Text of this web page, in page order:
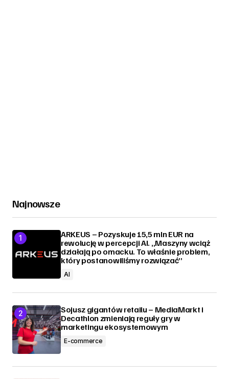
Najnowsze
ARKEUS – Pozyskuje 15,5 mln EUR na
rewolucję w percepcji AI. „Maszyny wciąż
działają po omacku. To właśnie problem,
który postanowiliśmy rozwiązać”
AI
Sojusz gigantów retailu – MediaMarkt i
Decathlon zmieniają reguły gry w
marketingu ekosystemowym
E-commerce